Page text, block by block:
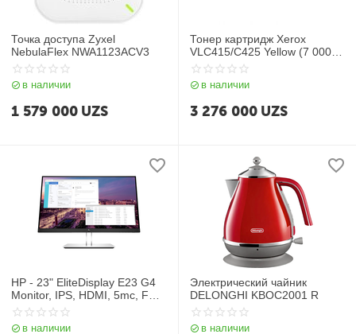
Точка доступа Zyxel
NebulaFlex NWA1123ACV3
в наличии
1 579 000 UZS
Тонер картридж Xerox
VLC415/C425 Yellow (7 000
стр)
в наличии
3 276 000 UZS
HP - 23" EliteDisplay E23 G4
Monitor, IPS, HDMI, 5mc, FHD
(1920x1080), Silver
(9VF96AA)
в наличии
Электрический чайник
DELONGHI KBOC2001 R
в наличии